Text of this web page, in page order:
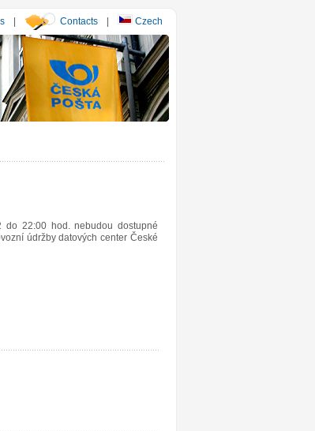
| Contacts | Czech
22:00 hod. nebudou dostupné
údržby datových center České